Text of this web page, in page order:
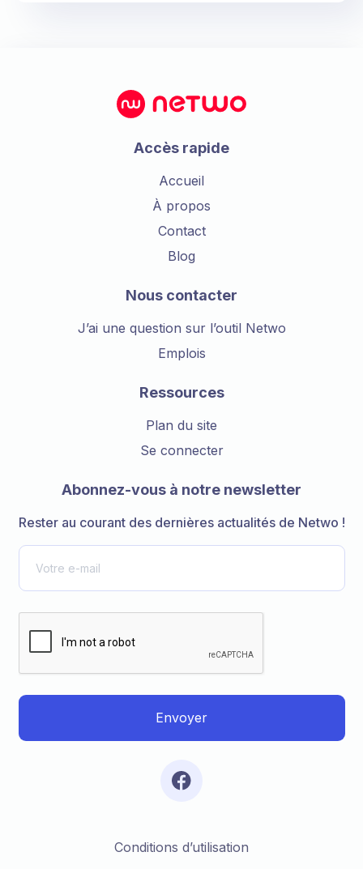
Accès rapide
Accueil
À propos
Contact
Blog
Nous contacter
J’ai une question sur l’outil Netwo
Emplois
Ressources
Plan du site
Se connecter
Abonnez-vous à notre newsletter
Rester au courant des dernières actualités de Netwo !
Conditions d’utilisation